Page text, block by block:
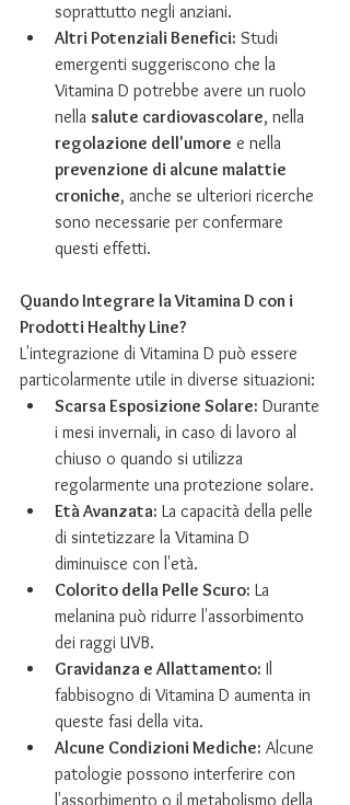
soprattutto negli anziani.
Altri Potenziali Benefici: Studi
emergenti suggeriscono che la
Vitamina D potrebbe avere un ruolo
nella salute cardiovascolare, nella
regolazione dell'umore e nella
prevenzione di alcune malattie
croniche, anche se ulteriori ricerche
sono necessarie per confermare
questi effetti.
Quando Integrare la Vitamina D con i
Prodotti Healthy Line?
L'integrazione di Vitamina D può essere
particolarmente utile in diverse situazioni:
Scarsa Esposizione Solare: Durante
i mesi invernali, in caso di lavoro al
chiuso o quando si utilizza
regolarmente una protezione solare.
Età Avanzata: La capacità della pelle
di sintetizzare la Vitamina D
diminuisce con l'età.
Colorito della Pelle Scuro: La
melanina può ridurre l'assorbimento
dei raggi UVB.
Gravidanza e Allattamento: Il
fabbisogno di Vitamina D aumenta in
queste fasi della vita.
Alcune Condizioni Mediche: Alcune
patologie possono interferire con
l'assorbimento o il metabolismo della